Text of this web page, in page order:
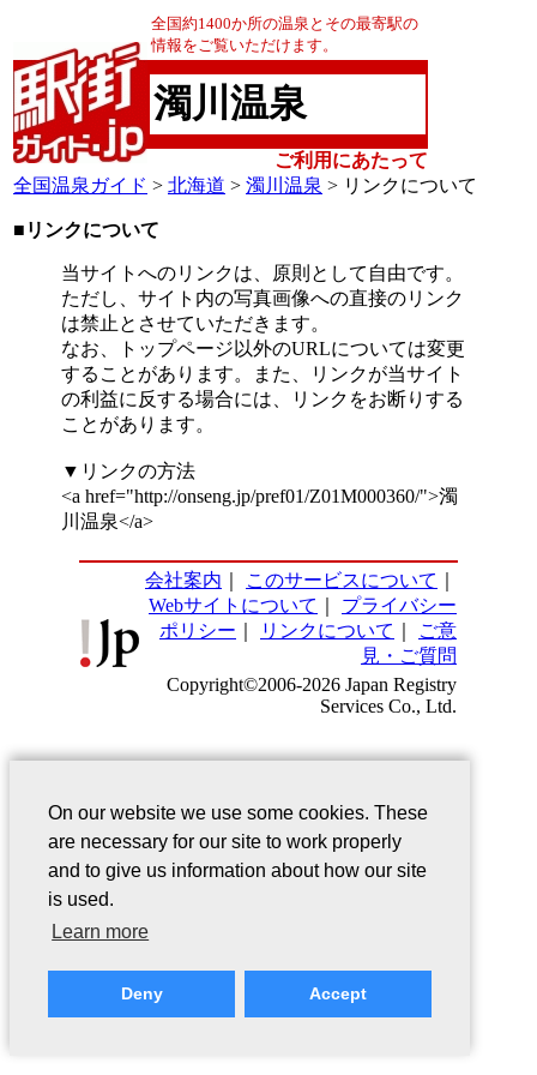
全国約1400か所の温泉とその最寄駅の
情報をご覧いただけます。
濁川温泉
ご利用にあたって
全国温泉ガイド > 北海道 > 濁川温泉 > リンクについて
■リンクについて
当サイトへのリンクは、原則として自由です。
ただし、サイト内の写真画像への直接のリンク
は禁止とさせていただきます。
なお、トップページ以外のURLについては変更
することがあります。また、リンクが当サイト
の利益に反する場合には、リンクをお断りする
ことがあります。
▼リンクの方法
<a href="http://onseng.jp/pref01/Z01M000360/">濁
川温泉</a>
会社案内 このサービスについて
Webサイトについて
プライバシー
ポリシー
リンクについて
ご意
見・ご質問
Copyright©2006-2026 Japan Registry
Services Co., Ltd.
On our website we use some cookies. These
are necessary for our site to work properly
and to give us information about how our site
is used.
Learn more
Deny Accept